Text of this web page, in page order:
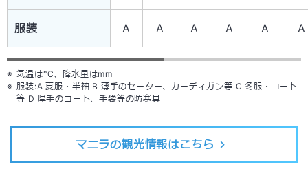
服装 A A A A A A
気温は°C、降水量はmm
服装:A 夏服・半袖 B 薄手のセーター、カーディガン等 C 冬服・コート
等 D 厚手のコート、手袋等の防寒具
マニラの観光情報はこちら